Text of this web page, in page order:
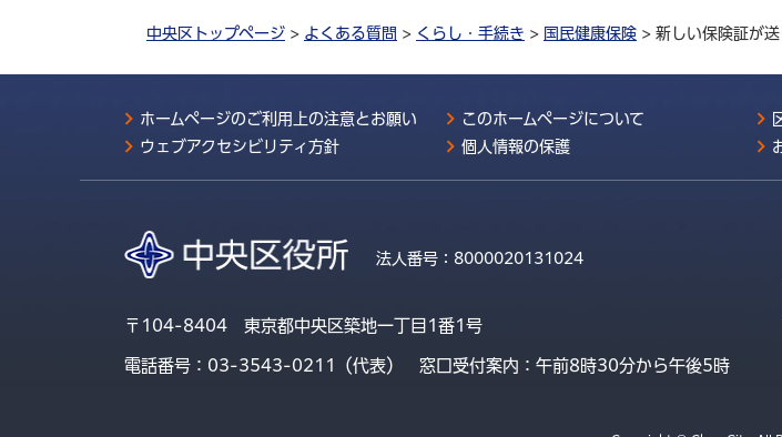
中央区トップページ > よくある質問 > くらし・手続き > 国民健康保険 > 新しい保険証が
ホームページのご利用上の注意とお願い このホームページについて
ウェブアクセシビリティ方針
個人情報の保護
法人番号： 8000020131024
〒104-8404 東京都中央区築地一丁目1番1号
電話番号：03-3543-0211（代表） 窓口受付案内：午前8時30分から午後5時